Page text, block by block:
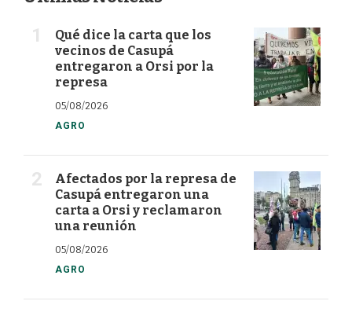
Qué dice la carta que los
vecinos de Casupá
entregaron a Orsi por la
represa
05/08/2026
AGRO
Afectados por la represa de
Casupá entregaron una
carta a Orsi y reclamaron
una reunión
05/08/2026
AGRO